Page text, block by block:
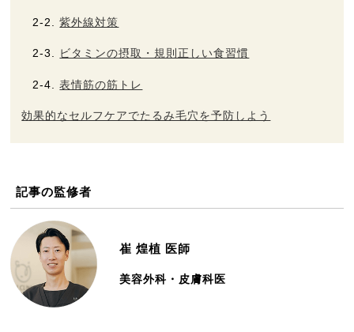
お知らせ
お問い合せ
メディア掲載
紫外線対策
ビタミンの摂取・規則正しい食習慣
表情筋の筋トレ
効果的なセルフケアでたるみ毛穴を予防しよう
記事の監修者
崔 煌植 医師
美容外科・皮膚科医